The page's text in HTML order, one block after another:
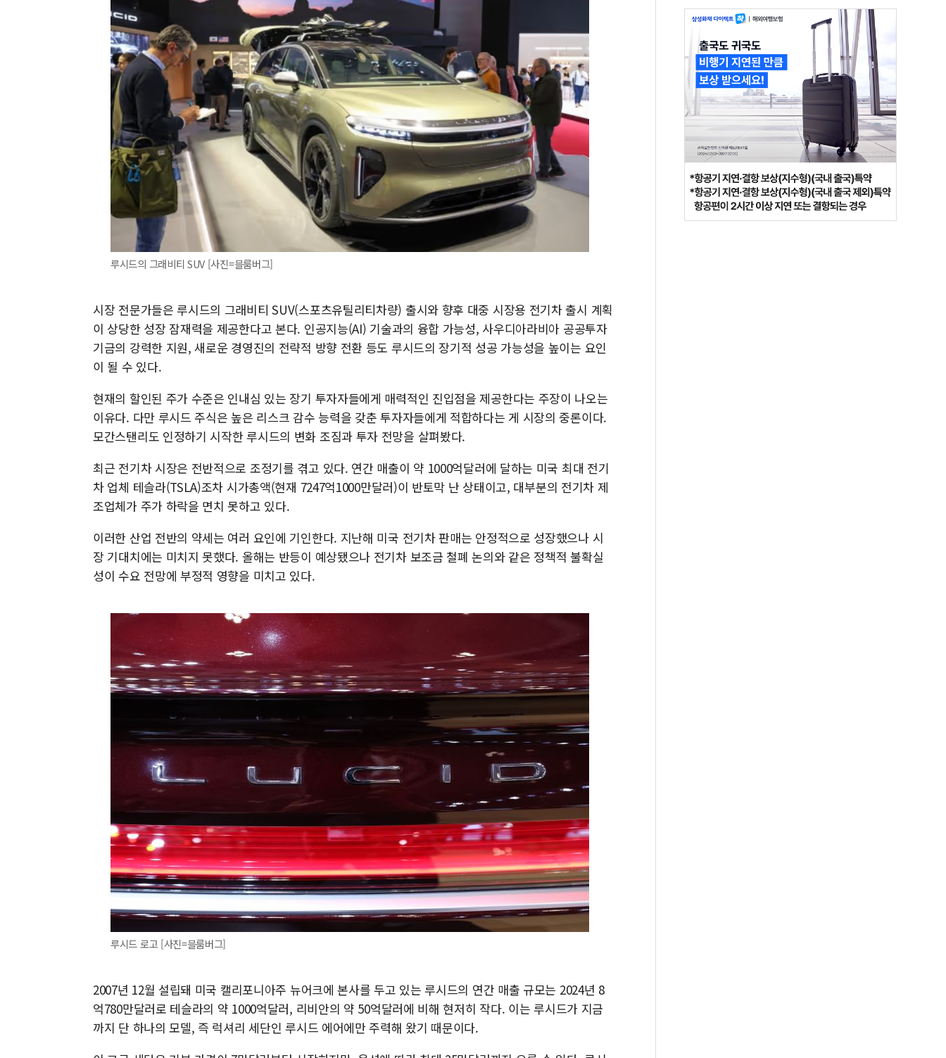
루시드의 그래비티 SUV [사진=블룸버그]
시장 전문가들은 루시드의 그래비티 SUV(스포츠유틸리티차량) 출시와 향후 대중 시장용 전기차 출시 계획
이 상당한 성장 잠재력을 제공한다고 본다. 인공지능(AI) 기술과의 융합 가능성, 사우디아라비아 공공투자
기금의 강력한 지원, 새로운 경영진의 전략적 방향 전환 등도 루시드의 장기적 성공 가능성을 높이는 요인
이 될 수 있다.
현재의 할인된 주가 수준은 인내심 있는 장기 투자자들에게 매력적인 진입점을 제공한다는 주장이 나오는
이유다. 다만 루시드 주식은 높은 리스크 감수 능력을 갖춘 투자자들에게 적합하다는 게 시장의 중론이다.
모간스탠리도 인정하기 시작한 루시드의 변화 조짐과 투자 전망을 살펴봤다.
최근 전기차 시장은 전반적으로 조정기를 겪고 있다. 연간 매출이 약 1000억달러에 달하는 미국 최대 전기
차 업체 테슬라(TSLA)조차 시가총액(현재 7247억1000만달러)이 반토막 난 상태이고, 대부분의 전기차 제
조업체가 주가 하락을 면치 못하고 있다.
이러한 산업 전반의 약세는 여러 요인에 기인한다. 지난해 미국 전기차 판매는 안정적으로 성장했으나 시
장 기대치에는 미치지 못했다. 올해는 반등이 예상됐으나 전기차 보조금 철폐 논의와 같은 정책적 불확실
성이 수요 전망에 부정적 영향을 미치고 있다.
루시드 로고 [사진=블룸버그]
2007년 12월 설립돼 미국 캘리포니아주 뉴어크에 본사를 두고 있는 루시드의 연간 매출 규모는 2024년 8
억780만달러로 테슬라의 약 1000억달러, 리비안의 약 50억달러에 비해 현저히 작다. 이는 루시드가 지금
까지 단 하나의 모델, 즉 럭셔리 세단인 루시드 에어에만 주력해 왔기 때문이다.